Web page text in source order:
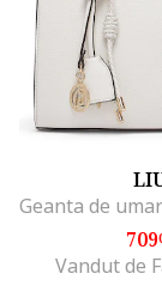
709
Vandut de